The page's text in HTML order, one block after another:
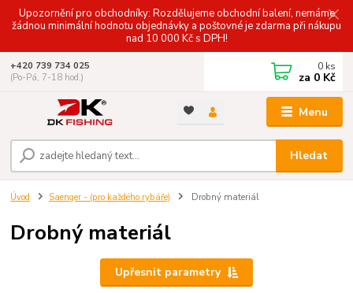
Upozornění pro obchodníky: Rozdělujeme obchodní balení, nemáme
žádnou minimální hodnotu objednávky a poštovné je zdarma při nákupu
nad 10 000 Kč s DPH!
Menu
Hledat
+420 739 734 025
(Po-Pá, 7-18 hod.)
0 ks
za 0 Kč
Úvod Saenger - (pro každého rybáře) Drobný materiál
Drobný materiál
Upřesnit parametry